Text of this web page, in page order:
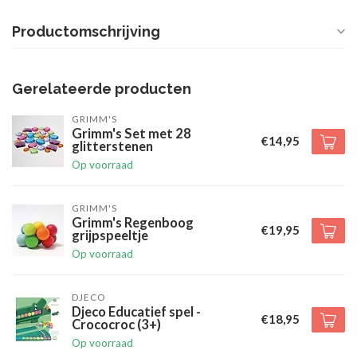
Productomschrijving
Gerelateerde producten
GRIMM'S
Grimm's Set met 28
glitterstenen
Op voorraad
€14,95
GRIMM'S
Grimm's Regenboog
grijpspeeltje
Op voorraad
€19,95
DJECO
Djeco Educatief spel -
Crococroc (3+)
Op voorraad
€18,95